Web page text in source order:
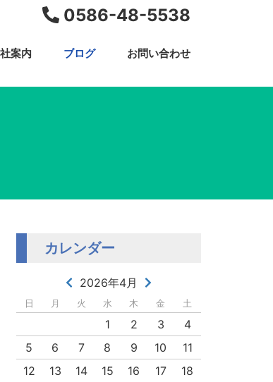
0586-48-5538
案内 ブログ お問い合わせ
カレンダー
2026年4月
日 月 火 水 木 金 土
1 2 3
4
5
6 7 8 9 10
11
12
13 14 15 16 17
18